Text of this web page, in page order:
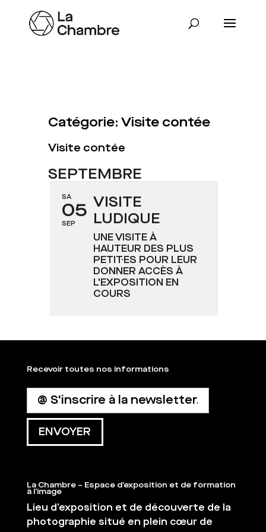
Catégorie: Visite contée
Visite contée
SEPTEMBRE
SA
05
SEP
VISITE
LUDIQUE
UNE VISITE À
HAUTEUR DES PLUS
PETIT·ES POUR LEUR
DONNER ACCÈS À
L'EXPOSITION EN
COURS
Recevoir toutes nos informations
La Chambre – Espace d’exposition et de formation
à l’image
Lieu d’exposition et de découverte de la
photographie situé en plein cœur de